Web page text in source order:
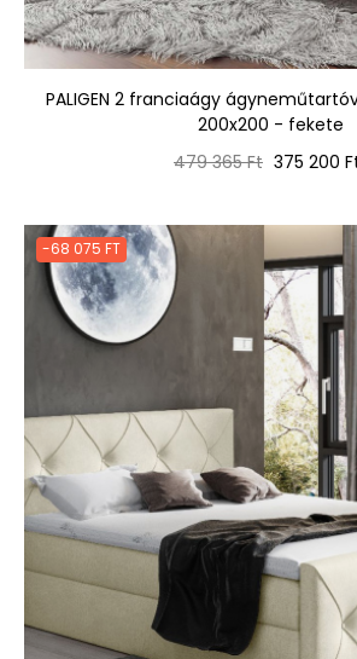
PALIGEN 2 franciaágy
200x200 - fekete
Normál
479 365 Ft Ár
375 200
-68 075 FT